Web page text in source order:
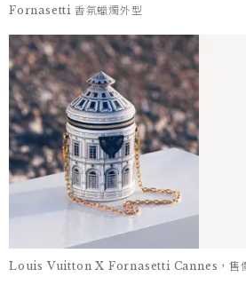
Fornasetti 香氛蠟燭外型
Louis Vuitton X Fornasetti Cannes，售